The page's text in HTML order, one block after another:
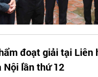
đoạt giải tại Liên
Nội lần thứ 12